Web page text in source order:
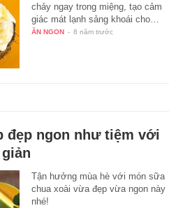
chảy ngay trong miệng, tạo cảm
giác mát lạnh sảng khoái cho…
ĂN NGON - 8 năm trước
đẹp ngon như tiệm với
Tận hưởng mùa hè với món sữa
chua xoài vừa đẹp vừa ngon này
nhé!